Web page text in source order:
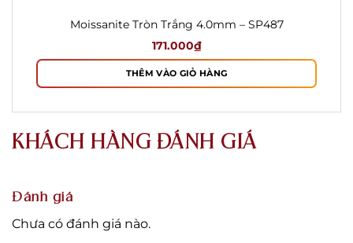
Moissanite Tròn Trắng 4.0mm – SP487
171.000₫
THÊM VÀO GIỎ HÀNG
KHÁCH HÀNG ĐÁNH GIÁ
Đánh giá
Chưa có đánh giá nào.